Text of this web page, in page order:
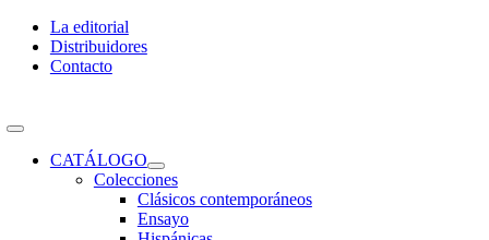
Skip
content
La editorial
Distribuidores
Contacto
Toggle
NavigationCATÁLOGO
Colecciones
Clásicos contemporáneos
Ensayo